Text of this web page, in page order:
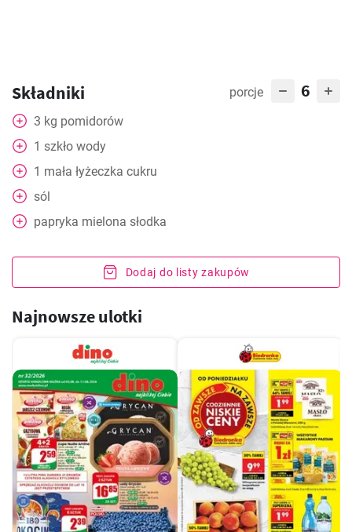
Składniki porcje 6
3 kg pomidorów
1 szkło wody
1 mała łyżeczka cukru
sól
papryka mielona słodka
Dodaj do listy zakupów
Najnowsze ulotki